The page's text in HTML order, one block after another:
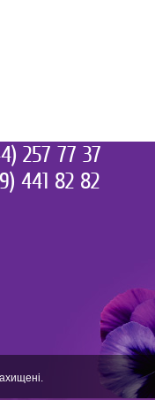
257 77 37
441 82 82